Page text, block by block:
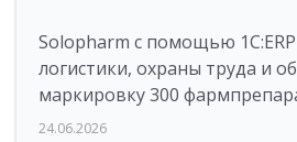
Solopharm с помощью
логистики, охраны труда и
маркировку 300
24.06.2026